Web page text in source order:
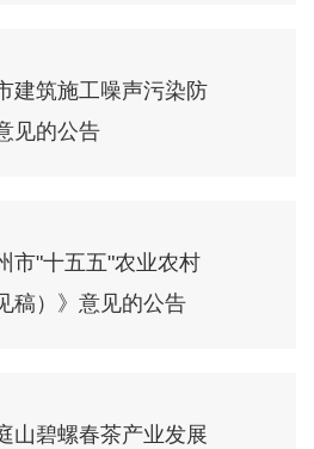
建筑施工噪声污染防
见的公告
市"十五五"农业农村
稿）》意见的公告
山碧螺春茶产业发展